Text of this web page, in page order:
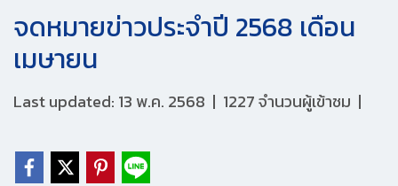
จดหมายข่าวประจำปี 2568 เดือน
เมษายน
Last updated: 13 พ.ค. 2568 | 1227 จำนวนผู้เข้าชม |